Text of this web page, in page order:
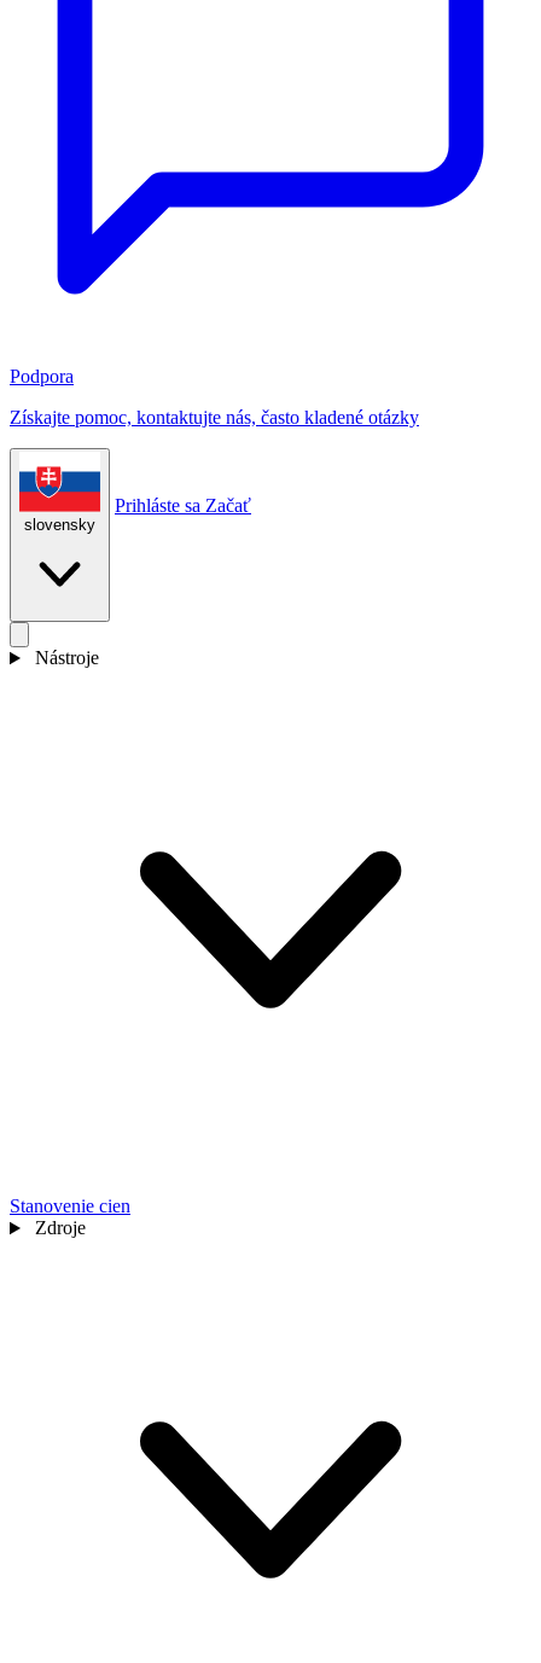
Podpora
Získajte pomoc, kontaktujte nás, často kladené otázky
slovensky
Prihláste sa Začať
Nástroje
Stanovenie cien
Zdroje